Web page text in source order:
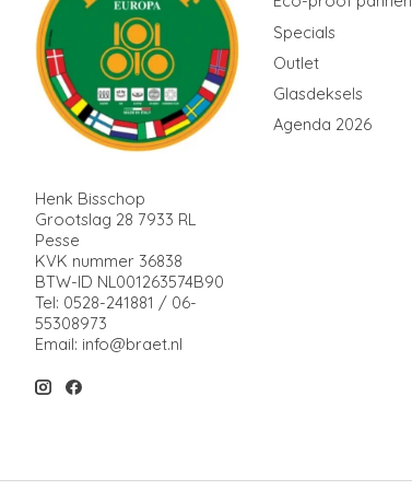
Henk Bisschop
Grootslag 28 7933 RL
Pesse
KVK nummer 36838
BTW-ID NL001263574B90
Tel: 0528-241881 / 06-
55308973
Email: info@braet.nl
Specials
Outlet
Glasdeksels
Agenda 2026